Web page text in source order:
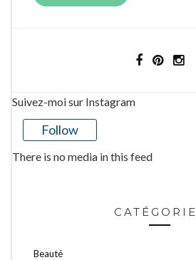
Suivez-moi sur Instagram
Follow
There is no media in this feed
Beauté